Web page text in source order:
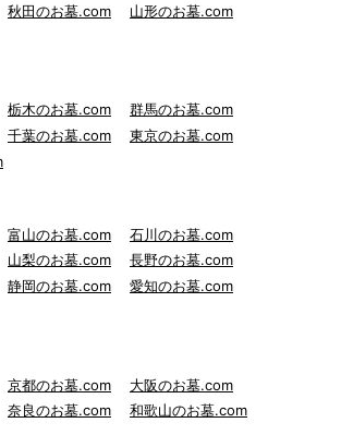
秋田のお墓.com
山形のお墓.com
栃木のお墓.com
群馬のお墓.com
千葉のお墓.com
東京のお墓.com
富山のお墓.com
石川のお墓.com
山梨のお墓.com
長野のお墓.com
静岡のお墓.com
愛知のお墓.com
京都のお墓.com
大阪のお墓.com
奈良のお墓.com 和歌山のお墓.com